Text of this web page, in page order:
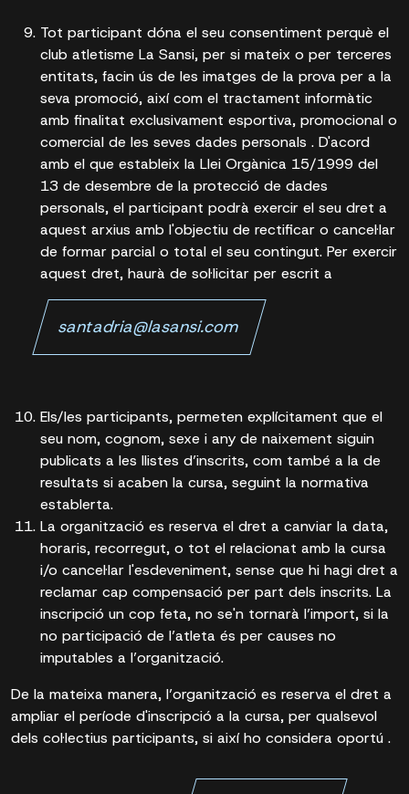
Tot participant dóna el seu consentiment perquè el
club atletisme La Sansi, per si mateix o per terceres
entitats, facin ús de les imatges de la prova per a la
seva promoció, així com el tractament informàtic
amb finalitat exclusivament esportiva, promocional o
comercial de les seves dades personals . D'acord
amb el que estableix la Llei Orgànica 15/1999 del
13 de desembre de la protecció de dades
personals, el participant podrà exercir el seu dret a
aquest arxius amb l'objectiu de rectificar o cancel·lar
de formar parcial o total el seu contingut. Per exercir
aquest dret, haurà de sol·licitar per escrit a
santadria@lasansi.com
Els/les participants, permeten explícitament que el
seu nom, cognom, sexe i any de naixement siguin
publicats a les llistes d’inscrits, com també a la de
resultats si acaben la cursa, seguint la normativa
establerta.
La organització es reserva el dret a canviar la data,
horaris, recorregut, o tot el relacionat amb la cursa
i/o cancel·lar l'esdeveniment, sense que hi hagi dret a
reclamar cap compensació per part dels inscrits. La
inscripció un cop feta, no se'n tornarà l’import, si la
no participació de l’atleta és per causes no
imputables a l’organització.
De la mateixa manera, l’organització es reserva el dret a
ampliar el període d'inscripció a la cursa, per qualsevol
dels col·lectius participants, si així ho considera oportú .